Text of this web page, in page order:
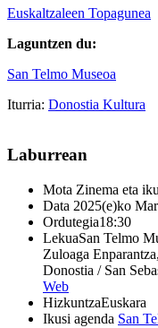
Euskaltzaleen Topagunea
Laguntzen du:
San Telmo Museoa
Iturria: Donostia Kultura
Laburrean
Mota Zinema eta
Data 2025(e)ko
Ordutegia18:30
LekuaSan Telmo
Zuloaga
Donostia / San
Web
HizkuntzaEuskara
Ikusi agenda San